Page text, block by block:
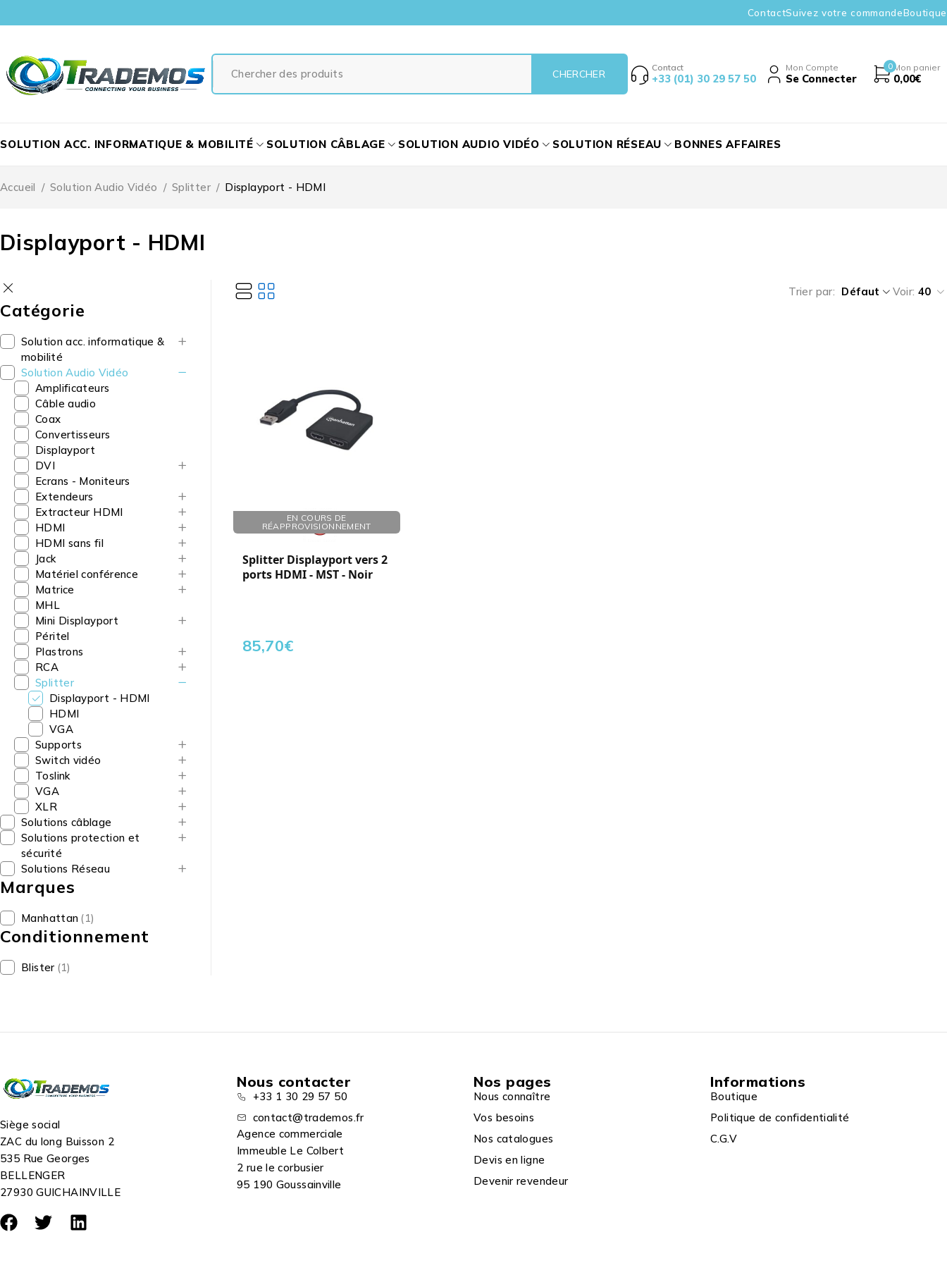
ContactSuivez votre commandeBoutique
Contact
+33 (01) 30 29 57 50
Mon Compte
Se Connecter
0 Mon panier
0,00€
SOLUTION ACC. INFORMATIQUE & MOBILITÉ SOLUTION CÂBLAGE SOLUTION AUDIO VIDÉO SOLUTION RÉSEAU BONNES AFFAIRES
Displayport - HDMI
Accueil / Solution Audio Vidéo / Splitter / Displayport - HDMI
Catégorie
Solution acc. informatique &
mobilité
Solution Audio Vidéo
Amplificateurs
Câble audio
Coax
Convertisseurs
Displayport
DVI
Ecrans - Moniteurs
Extendeurs
Extracteur HDMI
HDMI
HDMI sans fil
Jack
Matériel conférence
Matrice
MHL
Mini Displayport
Péritel
Plastrons
RCA
Splitter
Displayport - HDMI
HDMI
VGA
Supports
Switch vidéo
Toslink
VGA
XLR
Solutions câblage
Solutions protection et
sécurité
Solutions Réseau
Marques
Manhattan (1)
Conditionnement
Blister (1)
Trier par Défaut Voir: 40
EN COURS DE
RÉAPPROVISIONNEMENT
Réf. : 206163
Splitter Displayport vers 2
ports HDMI - MST - Noir
85,70€
Siège social
ZAC du long Buisson 2
535 Rue Georges
BELLENGER
27930 GUICHAINVILLE
Nous contacter
+33 1 30 29 57 50
contact@trademos.fr
Agence commerciale
Immeuble Le Colbert
2 rue le corbusier
95 190 Goussainville
Nos pages
Nous connaître
Vos besoins
Nos catalogues
Devis en ligne
Devenir revendeur
Informations
Boutique
Politique de confidentialité
C.G.V